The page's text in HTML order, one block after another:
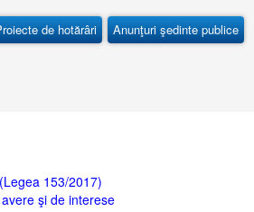
de hotărâri
Anunţuri şedinte publice
153/2017)
şi de interese